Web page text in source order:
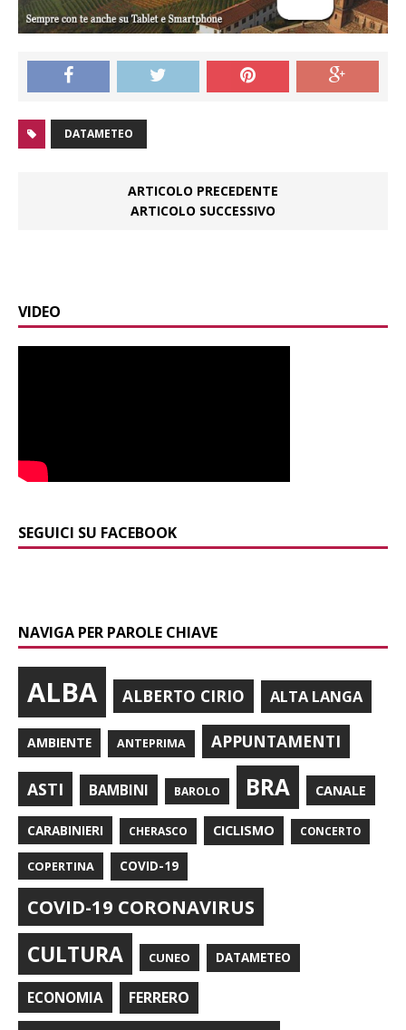
DATAMETEO
ARTICOLO PRECEDENTE
ARTICOLO SUCCESSIVO
VIDEO
SEGUICI SU FACEBOOK
NAVIGA PER PAROLE CHIAVE
ALBA ALBERTO CIRIO ALTA LANGA
AMBIENTE ANTEPRIMA APPUNTAMENTI
ASTI BAMBINI BAROLO BRA CANALE
CARABINIERI CHERASCO CICLISMO CONCERTO
COPERTINA COVID-19
COVID-19 CORONAVIRUS
CULTURA CUNEO DATAMETEO
ECONOMIA FERRERO